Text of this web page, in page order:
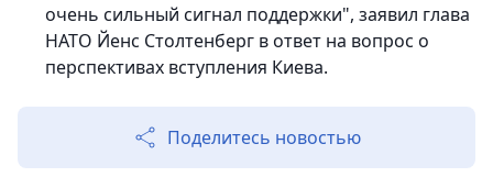
очень сильный сигнал поддержки", заявил глава
НАТО Йенс Столтенберг в ответ на вопрос о
перспективах вступления Киева.
Поделитесь новостью